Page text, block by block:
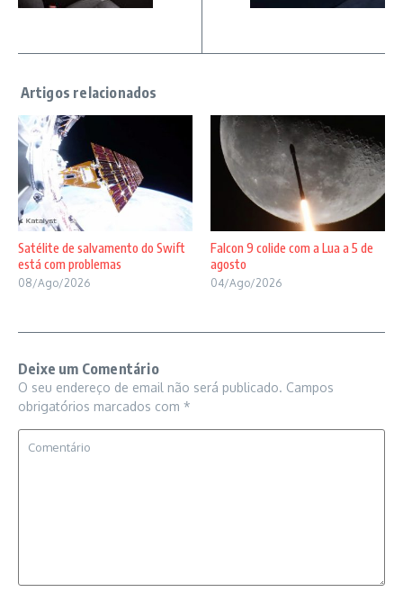
Satélite de salvamento do Swift
está com problemas
08/Ago/2026
Falcon 9 colide com a Lua a 5 de
agosto
04/Ago/2026
Deixe um Comentário
O seu endereço de email não será publicado. Campos
obrigatórios marcados com *